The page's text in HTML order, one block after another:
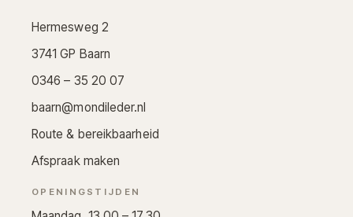
Hermesweg 2
3741 GP Baarn
0346 – 35 20 07
baarn@mondileder.nl
Route & bereikbaarheid
Afspraak maken
OPENINGSTIJDEN